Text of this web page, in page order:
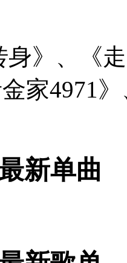
》、《
家4971
新单曲